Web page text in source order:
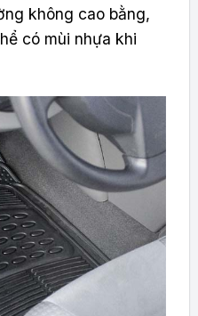
không cao bằng,
có mùi nhựa khi